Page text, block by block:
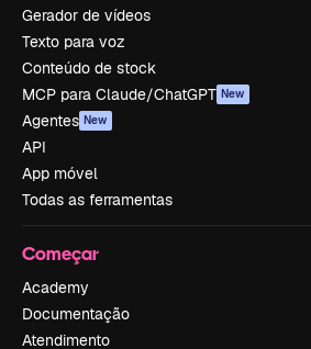
Gerador de vídeos
Texto para voz
Conteúdo de stock
MCP para Claude/ChatGPT New
Agentes New
API
App móvel
Todas as ferramentas
Começar
Academy
Documentação
Atendimento